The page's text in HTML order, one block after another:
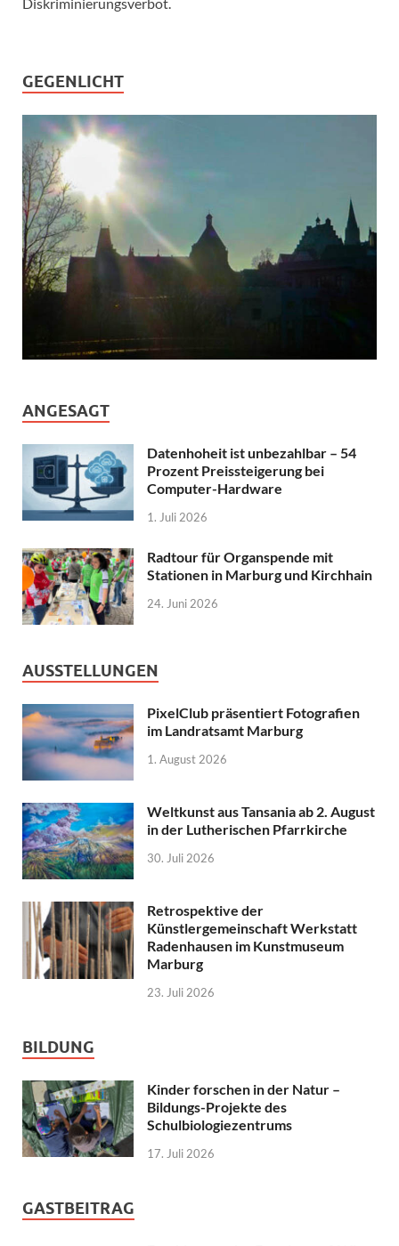
GEGENLICHT
ANGESAGT
Datenhoheit ist unbezahlbar – 54
Prozent Preissteigerung bei
Computer-Hardware
1. Juli 2026
Radtour für Organspende mit
Stationen in Marburg und Kirchhain
24. Juni 2026
AUSSTELLUNGEN
PixelClub präsentiert Fotografien
im Landratsamt Marburg
1. August 2026
Weltkunst aus Tansania ab 2. August
in der Lutherischen Pfarrkirche
30. Juli 2026
Retrospektive der
Künstlergemeinschaft Werkstatt
Radenhausen im Kunstmuseum
Marburg
23. Juli 2026
BILDUNG
Kinder forschen in der Natur –
Bildungs-Projekte des
Schulbiologiezentrums
17. Juli 2026
GASTBEITRAG